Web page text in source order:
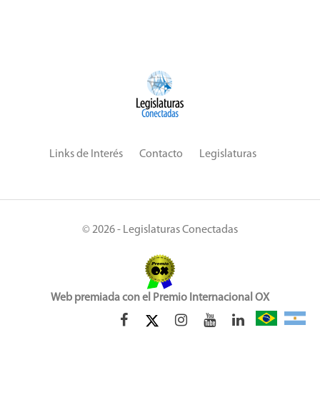
Links de Interés Contacto Legislaturas
© 2026 - Legislaturas Conectadas
Web premiada con el Premio Internacional OX